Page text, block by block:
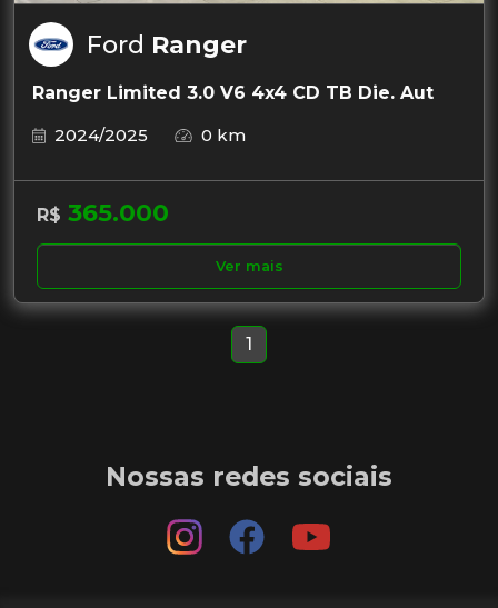
Ford Ranger
Ranger Limited 3.0 V6 4x4 CD TB Die. Aut
2024/2025
0 km
R$ 365.000
Ver mais
1
Nossas redes sociais